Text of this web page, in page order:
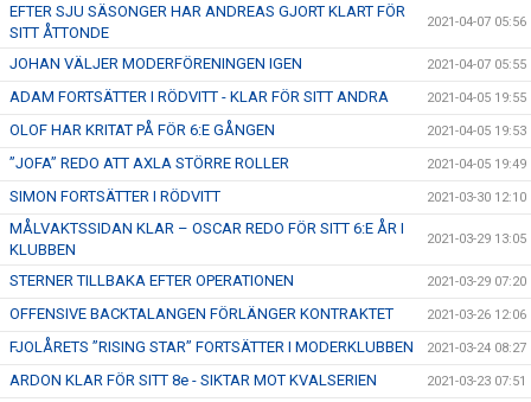
EFTER SJU SÄSONGER HAR ANDREAS GJORT KLART FÖR
SITT ÅTTONDE
2021-04-07 05:56
JOHAN VÄLJER MODERFÖRENINGEN IGEN 2021-04-07 05:55
ADAM FORTSÄTTER I RÖDVITT - KLAR FÖR SITT ANDRA 2021-04-05 19:55
OLOF HAR KRITAT PÅ FÖR 6:E GÅNGEN 2021-04-05 19:53
”JOFA” REDO ATT AXLA STÖRRE ROLLER 2021-04-05 19:49
SIMON FORTSÄTTER I RÖDVITT 2021-03-30 12:10
MÅLVAKTSSIDAN KLAR – OSCAR REDO FÖR SITT 6:E ÅR I
KLUBBEN
2021-03-29 13:05
STERNER TILLBAKA EFTER OPERATIONEN 2021-03-29 07:20
OFFENSIVE BACKTALANGEN FÖRLÄNGER KONTRAKTET 2021-03-26 12:06
FJOLÅRETS ”RISING STAR” FORTSÄTTER I MODERKLUBBEN 2021-03-24 08:27
ARDON KLAR FÖR SITT 8e - SIKTAR MOT KVALSERIEN 2021-03-23 07:51